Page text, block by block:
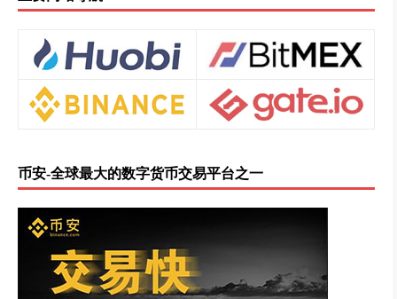
币安-全球最大的数字货币交易平台之一